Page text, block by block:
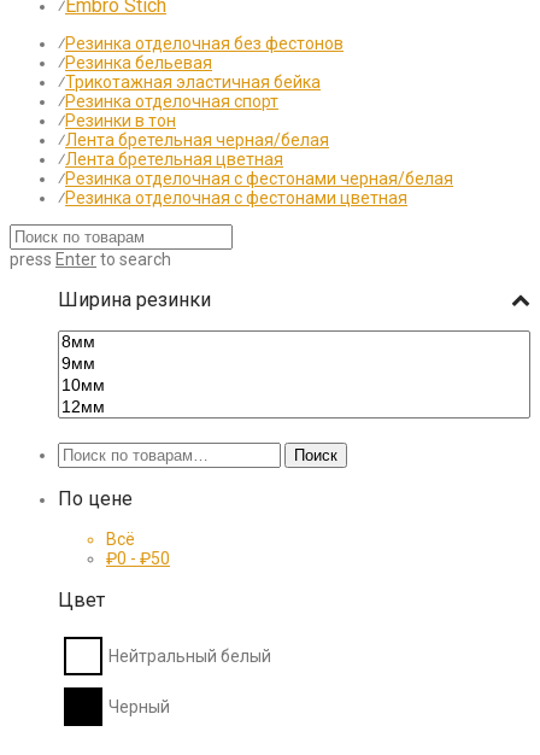
⁄Embro Stich
⁄Резинка отделочная без фестонов
⁄Резинка бельевая
⁄Трикотажная эластичная бейка
⁄Резинка отделочная спорт
⁄Резинки в тон
⁄Лента бретельная черная/белая
⁄Лента бретельная цветная
⁄Резинка отделочная с фестонами черная/белая
⁄Резинка отделочная с фестонами цветная
press Enterto search
Ширина резинки
Искать: Поиск
По цене
Всё
₽0 - ₽50
Цвет
Нейтральный белый
Черный